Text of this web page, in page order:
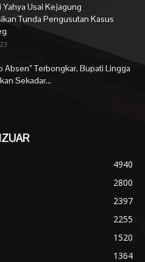
Yahya Usai Kejagung
Tunda Pengusutan Kasus
Absen” Terbongkar, Bupati Lingga
Sekadar...
4940
2800
2397
2255
1520
1364